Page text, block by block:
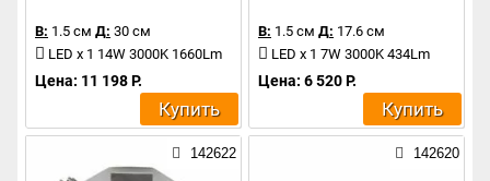
В: 1.5 см Д: 30 см
LED x 1 14W 3000K 1660Lm
Цена: 11 198 Р.
Купить
В: 1.5 см Д: 17.6 см
LED x 1 7W 3000K 434Lm
Цена: 6 520 Р.
Купить
142622 142620